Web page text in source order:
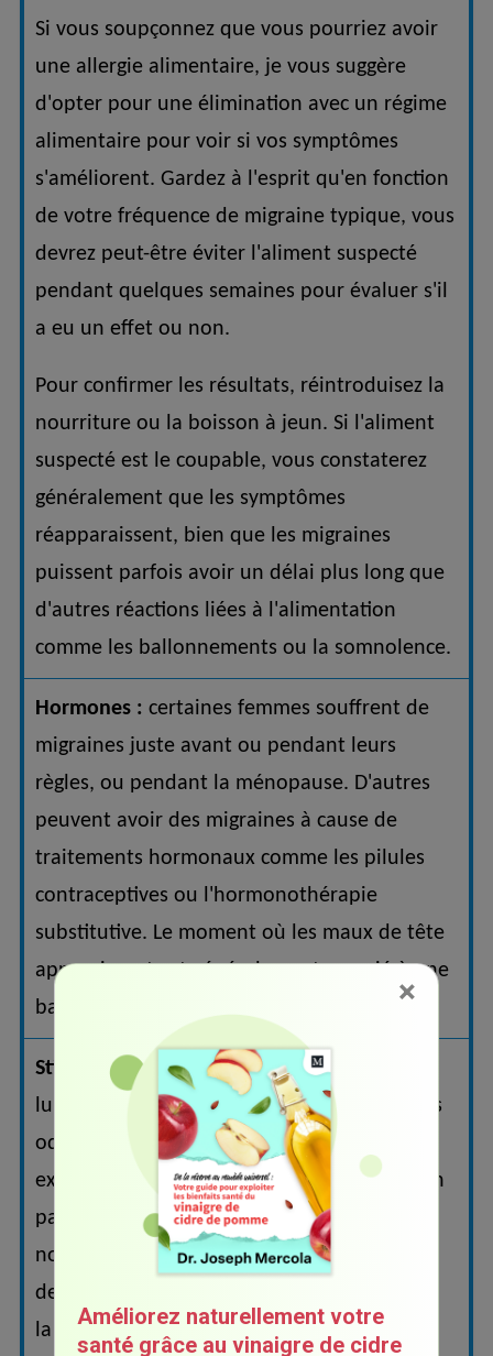
Si vous soupçonnez que vous pourriez avoir
une allergie alimentaire, je vous suggère
d'opter pour une élimination avec un régime
alimentaire pour voir si vos symptômes
s'améliorent. Gardez à l'esprit qu'en fonction
de votre fréquence de migraine typique, vous
devrez peut-être éviter l'aliment suspecté
pendant quelques semaines pour évaluer s'il
a eu un effet ou non.
Pour confirmer les résultats, réintroduisez la
nourriture ou la boisson à jeun. Si l'aliment
suspecté est le coupable, vous constaterez
généralement que les symptômes
réapparaissent, bien que les migraines
puissent parfois avoir un délai plus long que
d'autres réactions liées à l'alimentation
comme les ballonnements ou la somnolence.
Hormones : certaines femmes souffrent de
migraines juste avant ou pendant leurs
règles, ou pendant la ménopause. D'autres
peuvent avoir des migraines à cause de
traitements hormonaux comme les pilules
contraceptives ou l'hormonothérapie
substitutive. Le moment où les maux de tête
apparaissent est généralement associé à une
baisse des œstrogènes.
Stimuli externes :
les lumières vives, les
lumières fluorescentes, les bruits forts et les
odeurs fortes peuvent déclencher et/ou
exacerber une migraine. La lumière bleue en
particulier peut être problématique. De
nombreux appareils numériques et sources
de lumière LED émettent principalement de
la lumière bleue.
×
Améliorez naturellement votre
santé grâce au vinaigre de cidre